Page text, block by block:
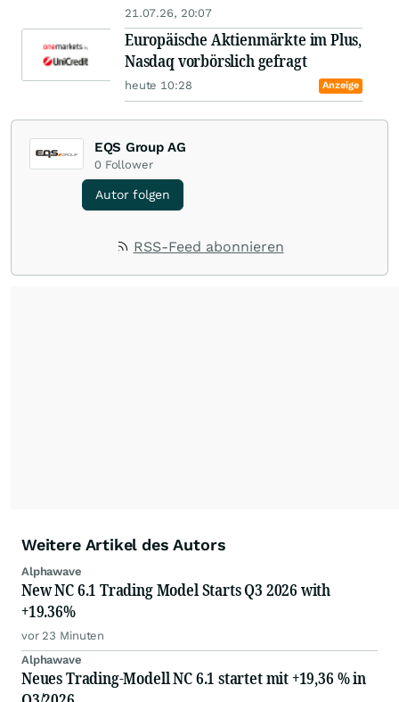
21.07.26, 20:07
Europäische Aktienmärkte im Plus,
Nasdaq vorbörslich gefragt
heute 10:28 Anzeige
EQS Group AG
0 Follower
Autor folgen
RSS-Feed abonnieren
Weitere Artikel des Autors
Alphawave
New NC 6.1 Trading Model Starts Q3 2026 with
+19.36%
vor 23 Minuten
Alphawave
Neues Trading-Modell NC 6.1 startet mit +19,36 % in